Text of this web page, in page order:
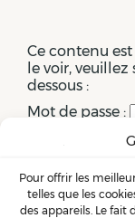
Pour offrir les
telles que les
des appareils. Le fait
Ce contenu
le voir,
dessous :
Mot de passe :